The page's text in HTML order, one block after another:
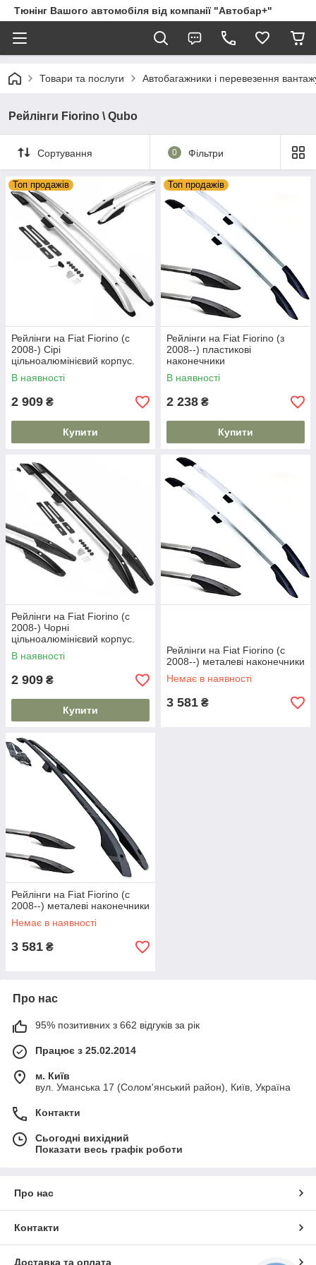
Тюнінг Вашого автомобіля від компанії "Автобар+"
Товари та послуги Автобагажники і перевезення
Рейлінги Fiorino \ Qubo
Сортування 0 Фільтри
Топ продажів
Рейлінги на Fiat Fiorino (c
2008-) Сірі
цільноалюмінієвий корпус.
На 80 кг. Дуги на дах. Модель
Skyport/
В наявності
2 909 ₴
Купити
Топ продажів
Рейлінги на Fiat Fiorino (з
2008--) пластикові
наконечники
В наявності
2 238 ₴
Купити
Рейлінги на Fiat Fiorino (c
2008-) Чорні
цільноалюмінієвий корпус.
На 80 кг. Дуги на дах. Модель
Skyport/
В наявності
2 909 ₴
Купити
Рейлінги на Fiat Fiorino (c
2008--) металеві наконечники
Немає в наявності
3 581 ₴
Рейлінги на Fiat Fiorino (c
2008--) металеві наконечники
Немає в наявності
3 581 ₴
Про нас
95% позитивних з 662 відгуків за рік
Працює з 25.02.2014
м. Київ
вул. Уманська 17 (Солом'янський район), Київ, Україна
Контакти
Сьогодні вихідний
Показати весь графік роботи
Про нас
Контакти
Доставка та оплата